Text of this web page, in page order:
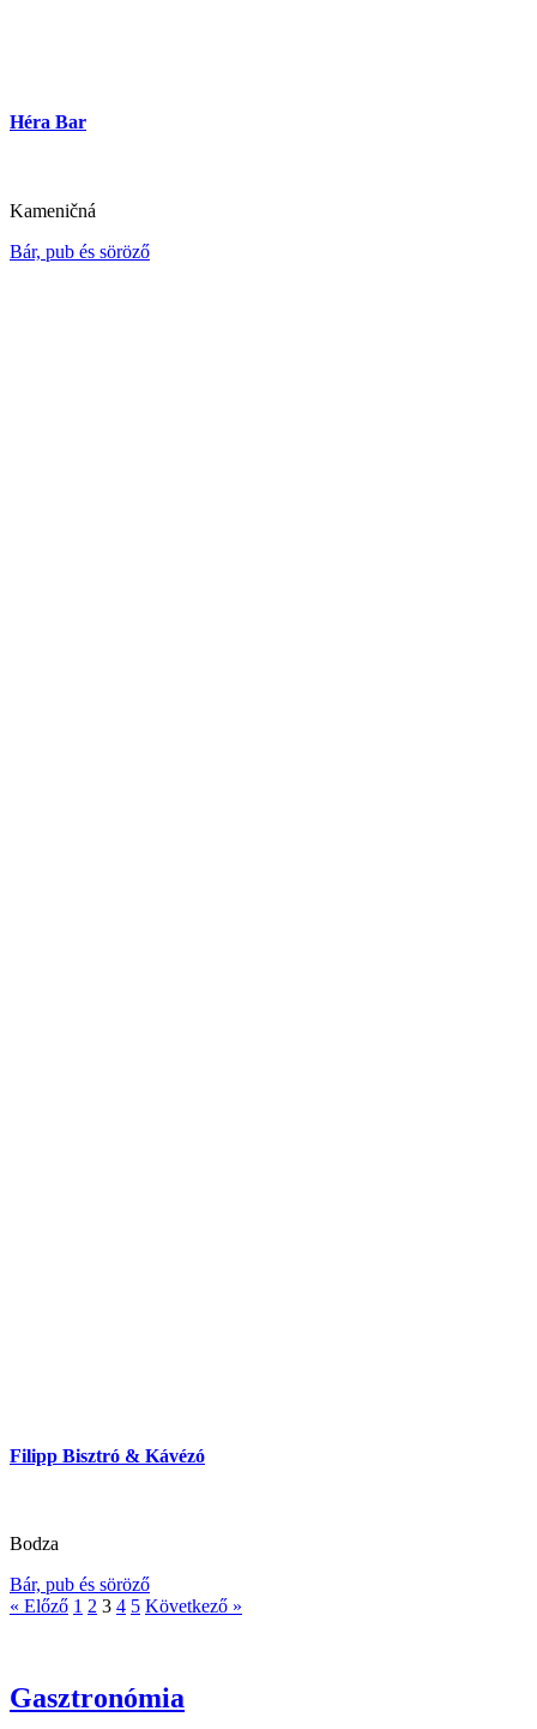
Héra Bar
Kameničná
Bár, pub és söröző
Filipp Bisztró & Kávézó
Bodza
Bár, pub és söröző
« Előző 1 2 3 4 5 Következő »
Gasztronómia